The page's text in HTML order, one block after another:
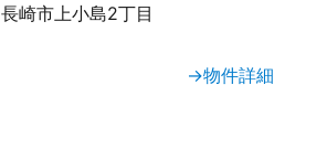
長崎市上小島2丁目
→物件詳細